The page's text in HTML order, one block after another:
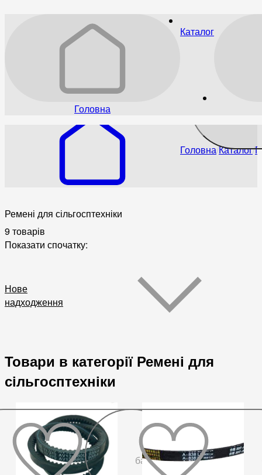
Головна
Каталог
ГоловнаКаталог
Ремені для сільгосптехніки
9 товарів
Показати спочатку:
Нове
надходження
Товари в категорії Ремені для
сільгосптехніки
До
бажаного